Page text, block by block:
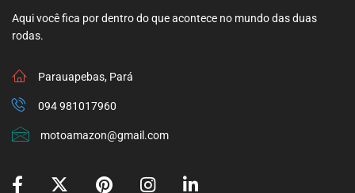
Aqui você fica por dentro do que acontece no mundo das duas
rodas.
Parauapebas, Pará
094 981017960
motoamazon@gmail.com